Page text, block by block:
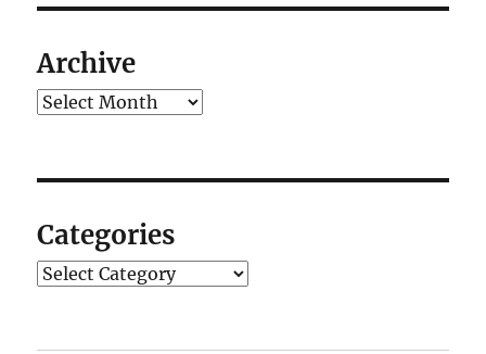
Archive
Archives
Categories
Categories